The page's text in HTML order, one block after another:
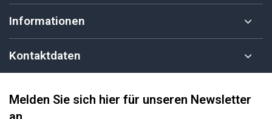
Informationen
Kontaktdaten
Melden Sie sich hier für unseren Newsletter